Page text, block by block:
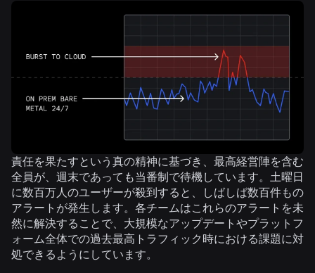
責任を果たすという真の精神に基づき、最高経営陣を含む
全員が、週末であっても当番制で待機しています。土曜日
に数百万人のユーザーが殺到すると、しばしば数百件もの
アラートが発生します。各チームはこれらのアラートを未
然に解決することで、大規模なアップデートやプラットフ
ォーム全体での過去最高トラフィック時における課題に対
処できるようにしています。